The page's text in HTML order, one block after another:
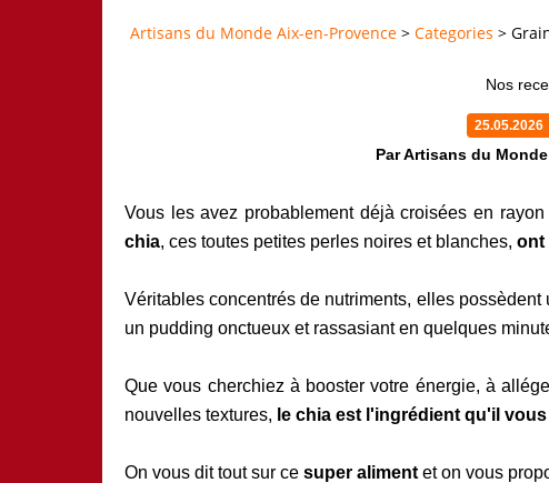
Artisans du Monde Aix-en-Provence > Categories >
Nos
25.05.2026
Par Artisans du
Vous les avez probablement déjà croisées en
chia, ces toutes petites perles noires et blanches, ont
Véritables concentrés de nutriments, elles
un pudding onctueux et rassasiant en quelques
Que vous cherchiez à booster votre énergie, à
nouvelles textures, le chia est l'ingrédient qu'il
On vous dit tout sur ce super aliment et on vous